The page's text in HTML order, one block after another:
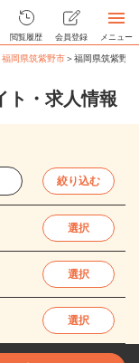
閲覧履歴 会員登録 メニュー
福岡県筑紫野市＞福岡県筑紫野
ト・求人情報
絞り込む
選択
選択
選択